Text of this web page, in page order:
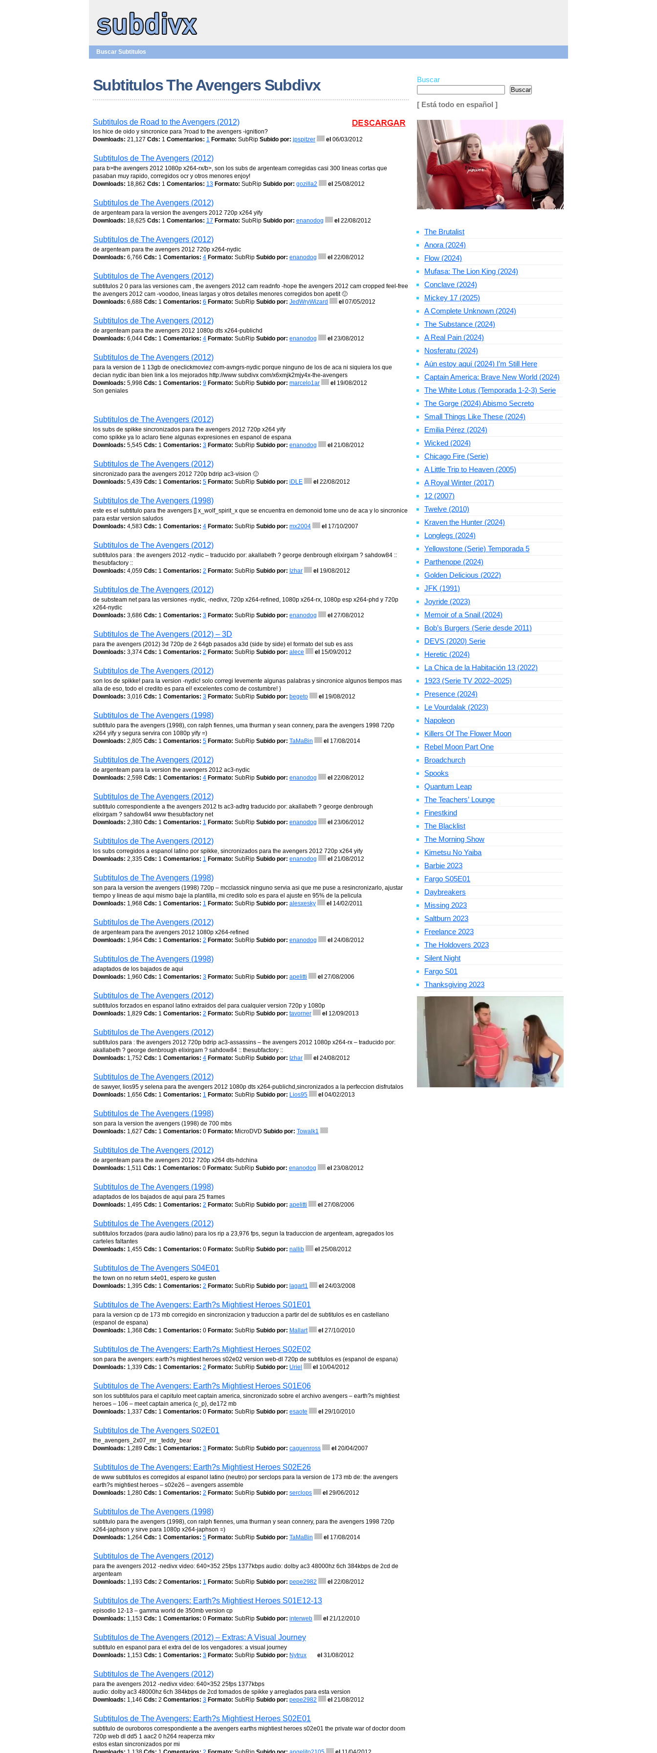
Buscar Subtitulos
Subtitulos The Avengers Subdivx
Subtitulos de Road to the Avengers (2012)
los hice de oido y sincronice para ?road to the avengers -ignition?
Downloads: 21,127 Cds: 1 Comentarios: 1 Formato: SubRip Subido por: jpspitzer el 06/03/2012
Subtitulos de The Avengers (2012)
para b>the avengers 2012 1080p x264-rx/b>, son los subs de argenteam corregidas casi 300 lineas cortas que
pasaban muy rapido, corregidos ocr y otros menores enjoy!
Downloads: 18,862 Cds: 1 Comentarios: 13 Formato: SubRip Subido por: gozilla2 el 25/08/2012
Subtitulos de The Avengers (2012)
de argenteam para la version the avengers 2012 720p x264 yify
Downloads: 18,625 Cds: 1 Comentarios: 17 Formato: SubRip Subido por: enanodog el 22/08/2012
Subtitulos de The Avengers (2012)
de argenteam para the avengers 2012 720p x264-nydic
Downloads: 6,766 Cds: 1 Comentarios: 4 Formato: SubRip Subido por: enanodog el 22/08/2012
Subtitulos de The Avengers (2012)
subtitulos 2 0 para las versiones cam , the avengers 2012 cam readnfo -hope the avengers 2012 cam cropped feel-free
the avengers 2012 cam -voodoo, lineas largas y otros detalles menores corregidos bon apetit 🙂
Downloads: 6,688 Cds: 1 Comentarios: 6 Formato: SubRip Subido por: JedWryWizard el 07/05/2012
Subtitulos de The Avengers (2012)
de argenteam para the avengers 2012 1080p dts x264-publichd
Downloads: 6,044 Cds: 1 Comentarios: 4 Formato: SubRip Subido por: enanodog el 23/08/2012
Subtitulos de The Avengers (2012)
para la version de 1 13gb de oneclickmoviez com-avngrs-nydic porque ninguno de los de aca ni siquiera los que
decian nydic iban bien link a los mejorados http://www subdivx com/x6xmjk2mjy4x-the-avengers
Downloads: 5,998 Cds: 1 Comentarios: 9 Formato: SubRip Subido por: marcelo1ar el 19/08/2012
Son geniales
Subtitulos de The Avengers (2012)
los subs de spikke sincronizados para the avengers 2012 720p x264 yify
como spikke ya lo aclaro tiene algunas expresiones en espanol de espana
Downloads: 5,545 Cds: 1 Comentarios: 3 Formato: SubRip Subido por: enanodog el 21/08/2012
Subtitulos de The Avengers (2012)
sincronizado para the avengers 2012 720p bdrip ac3-vision 🙂
Downloads: 5,439 Cds: 1 Comentarios: 5 Formato: SubRip Subido por: iDLE el 22/08/2012
Subtitulos de The Avengers (1998)
este es el subtitulo para the avengers [] x_wolf_spirit_x que se encuentra en demonoid tome uno de aca y lo sincronice
para estar version saludos
Downloads: 4,583 Cds: 1 Comentarios: 4 Formato: SubRip Subido por: mx2004 el 17/10/2007
Subtitulos de The Avengers (2012)
subtitulos para : the avengers 2012 -nydic – traducido por: akallabeth ? george denbrough elixirgam ? sahdow84 ::
thesubfactory ::
Downloads: 4,059 Cds: 1 Comentarios: 2 Formato: SubRip Subido por: Izhar el 19/08/2012
Subtitulos de The Avengers (2012)
de substeam net para las versiones -nydic, -nedivx, 720p x264-refined, 1080p x264-rx, 1080p esp x264-phd y 720p
x264-nydic
Downloads: 3,686 Cds: 1 Comentarios: 3 Formato: SubRip Subido por: enanodog el 27/08/2012
Subtitulos de The Avengers (2012) – 3D
para the avengers (2012) 3d 720p de 2 64gb pasados a3d (side by side) el formato del sub es ass
Downloads: 3,374 Cds: 1 Comentarios: 2 Formato: SubRip Subido por: alece el 15/09/2012
Subtitulos de The Avengers (2012)
son los de spikke! para la version -nydic! solo corregi levemente algunas palabras y sincronice algunos tiempos mas
alla de eso, todo el credito es para el! excelentes como de costumbre! )
Downloads: 3,016 Cds: 1 Comentarios: 3 Formato: SubRip Subido por: begeto el 19/08/2012
Subtitulos de The Avengers (1998)
subtitulo para the avengers (1998), con ralph fiennes, uma thurman y sean connery, para the avengers 1998 720p
x264 yify y segura servira con 1080p yify =)
Downloads: 2,805 Cds: 1 Comentarios: 5 Formato: SubRip Subido por: TaMaBin el 17/08/2014
Subtitulos de The Avengers (2012)
de argenteam para la version the avengers 2012 ac3-nydic
Downloads: 2,598 Cds: 1 Comentarios: 4 Formato: SubRip Subido por: enanodog el 22/08/2012
Subtitulos de The Avengers (2012)
subtitulo correspondiente a the avengers 2012 ts ac3-adtrg traducido por: akallabeth ? george denbrough
elixirgam ? sahdow84 www thesubfactory net
Downloads: 2,380 Cds: 1 Comentarios: 1 Formato: SubRip Subido por: enanodog el 23/06/2012
Subtitulos de The Avengers (2012)
los subs corregidos a espanol latino por spikke, sincronizados para the avengers 2012 720p x264 yify
Downloads: 2,335 Cds: 1 Comentarios: 1 Formato: SubRip Subido por: enanodog el 21/08/2012
Subtitulos de The Avengers (1998)
son para la version the avengers (1998) 720p – mcclassick ninguno servia asi que me puse a resincronizarlo, ajustar
tiempo y lineas de aqui mismo baje la plantilla, mi credito solo es para el ajuste en 95% de la pelicula
Downloads: 1,968 Cds: 1 Comentarios: 1 Formato: SubRip Subido por: alesxesky el 14/02/2011
Subtitulos de The Avengers (2012)
de argenteam para the avengers 2012 1080p x264-refined
Downloads: 1,964 Cds: 1 Comentarios: 2 Formato: SubRip Subido por: enanodog el 24/08/2012
Subtitulos de The Avengers (1998)
adaptados de los bajados de aqui
Downloads: 1,960 Cds: 1 Comentarios: 3 Formato: SubRip Subido por: apelitti el 27/08/2006
Subtitulos de The Avengers (2012)
subtitulos forzados en espanol latino extraidos del para cualquier version 720p y 1080p
Downloads: 1,829 Cds: 1 Comentarios: 2 Formato: SubRip Subido por: tavorner el 12/09/2013
Subtitulos de The Avengers (2012)
subtitulos para : the avengers 2012 720p bdrip ac3-assassins – the avengers 2012 1080p x264-rx – traducido por:
akallabeth ? george denbrough elixirgam ? sahdow84 :: thesubfactory ::
Downloads: 1,752 Cds: 1 Comentarios: 4 Formato: SubRip Subido por: Izhar el 24/08/2012
Subtitulos de The Avengers (2012)
de sawyer, lios95 y selena para the avengers 2012 1080p dts x264-publichd,sincronizados a la perfeccion disfrutalos
Downloads: 1,656 Cds: 1 Comentarios: 1 Formato: SubRip Subido por: Lios95 el 04/02/2013
Subtitulos de The Avengers (1998)
son para la version the avengers (1998) de 700 mbs
Downloads: 1,627 Cds: 1 Comentarios: 0 Formato: MicroDVD Subido por: Towalk1
Subtitulos de The Avengers (2012)
de argenteam para the avengers 2012 720p x264 dts-hdchina
Downloads: 1,511 Cds: 1 Comentarios: 0 Formato: SubRip Subido por: enanodog el 23/08/2012
Subtitulos de The Avengers (1998)
adaptados de los bajados de aqui para 25 frames
Downloads: 1,495 Cds: 1 Comentarios: 2 Formato: SubRip Subido por: apelitti el 27/08/2006
Subtitulos de The Avengers (2012)
subtitulos forzados (para audio latino) para los rip a 23,976 fps, segun la traduccion de argenteam, agregados los
carteles faltantes
Downloads: 1,455 Cds: 1 Comentarios: 0 Formato: SubRip Subido por: nallib el 25/08/2012
Subtitulos de The Avengers S04E01
the town on no return s4e01, espero ke gusten
Downloads: 1,395 Cds: 1 Comentarios: 2 Formato: SubRip Subido por: lagart1 el 24/03/2008
Subtitulos de The Avengers: Earth?s Mightiest Heroes S01E01
para la version cp de 173 mb corregido en sincronizacion y traduccion a partir del de subtitulos es en castellano
(espanol de espana)
Downloads: 1,368 Cds: 1 Comentarios: 0 Formato: SubRip Subido por: Mallart el 27/10/2010
Subtitulos de The Avengers: Earth?s Mightiest Heroes S02E02
son para the avengers: earth?s mightiest heroes s02e02 version web-dl 720p de subtitulos es (espanol de espana)
Downloads: 1,339 Cds: 1 Comentarios: 2 Formato: SubRip Subido por: Uriel el 10/04/2012
Subtitulos de The Avengers: Earth?s Mightiest Heroes S01E06
son los subtitulos para el capitulo meet captain america, sincronizado sobre el archivo avengers – earth?s mightiest
heroes – 106 – meet captain america {c_p}, de172 mb
Downloads: 1,337 Cds: 1 Comentarios: 0 Formato: SubRip Subido por: esaote el 29/10/2010
Subtitulos de The Avengers S02E01
the_avengers_2x07_mr _teddy_bear
Downloads: 1,289 Cds: 1 Comentarios: 3 Formato: SubRip Subido por: caguenross el 20/04/2007
Subtitulos de The Avengers: Earth?s Mightiest Heroes S02E26
de www subtitulos es corregidos al espanol latino (neutro) por serclops para la version de 173 mb de: the avengers
earth?s mightiest heroes – s02e26 – avengers assemble
Downloads: 1,280 Cds: 1 Comentarios: 2 Formato: SubRip Subido por: serclops el 29/06/2012
Subtitulos de The Avengers (1998)
subtitulo para the avengers (1998), con ralph fiennes, uma thurman y sean connery, para the avengers 1998 720p
x264-japhson y sirve para 1080p x264-japhson =)
Downloads: 1,264 Cds: 1 Comentarios: 5 Formato: SubRip Subido por: TaMaBin el 17/08/2014
Subtitulos de The Avengers (2012)
para the avengers 2012 -nedivx video: 640×352 25fps 1377kbps audio: dolby ac3 48000hz 6ch 384kbps de 2cd de
argenteam
Downloads: 1,193 Cds: 2 Comentarios: 1 Formato: SubRip Subido por: pepe2982 el 22/08/2012
Subtitulos de The Avengers: Earth?s Mightiest Heroes S01E12-13
episodio 12-13 – gamma world de 350mb version cp
Downloads: 1,153 Cds: 1 Comentarios: 0 Formato: SubRip Subido por: interweb el 21/12/2010
Subtitulos de The Avengers (2012) – Extras: A Visual Journey
subtitulo en espanol para el extra del de los vengadores: a visual journey
Downloads: 1,153 Cds: 1 Comentarios: 3 Formato: SubRip Subido por: Nytrux el 31/08/2012
Subtitulos de The Avengers (2012)
para the avengers 2012 -nedivx video: 640×352 25fps 1377kbps
audio: dolby ac3 48000hz 6ch 384kbps de 2cd tomados de spikke y arreglados para esta version
Downloads: 1,146 Cds: 2 Comentarios: 3 Formato: SubRip Subido por: pepe2982 el 21/08/2012
Subtitulos de The Avengers: Earth?s Mightiest Heroes S02E01
subtitulo de ouroboros correspondiente a the avengers earths mightiest heroes s02e01 the private war of doctor doom
720p web dl dd5 1 aac2 0 h264 reaperza mkv
estos estan sincronizados por mi
Buscar
Buscar
[ Está todo en español ]
The Brutalist
Anora (2024)
Flow (2024)
Mufasa: The Lion King (2024)
Conclave (2024)
Mickey 17 (2025)
A Complete Unknown (2024)
The Substance (2024)
A Real Pain (2024)
Nosferatu (2024)
Aún estoy aquí (2024) I’m Still Here
Captain America: Brave New World (2024)
The White Lotus (Temporada 1-2-3) Serie
The Gorge (2024) Abismo Secreto
Small Things Like These (2024)
Emilia Pérez (2024)
Wicked (2024)
Chicago Fire (Serie)
A Little Trip to Heaven (2005)
A Royal Winter (2017)
12 (2007)
Twelve (2010)
Kraven the Hunter (2024)
Longlegs (2024)
Yellowstone (Serie) Temporada 5
Parthenope (2024)
Golden Delicious (2022)
JFK (1991)
Joyride (2023)
Memoir of a Snail (2024)
Bob’s Burgers (Serie desde 2011)
DEVS (2020) Serie
Heretic (2024)
La Chica de la Habitación 13 (2022)
1923 (Serie TV 2022–2025)
Presence (2024)
Le Vourdalak (2023)
Napoleon
Killers Of The Flower Moon
Rebel Moon Part One
Broadchurch
Spooks
Quantum Leap
The Teachers’ Lounge
Finestkind
The Blacklist
The Morning Show
Kimetsu No Yaiba
Barbie 2023
Fargo S05E01
Daybreakers
Missing 2023
Saltburn 2023
Freelance 2023
The Holdovers 2023
Silent Night
Fargo S01
Thanksgiving 2023